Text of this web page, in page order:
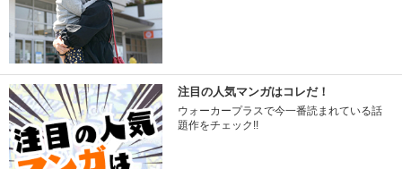
注目の人気マンガはコレだ！
ウォーカープラスで今一番読まれている話
題作をチェック!!